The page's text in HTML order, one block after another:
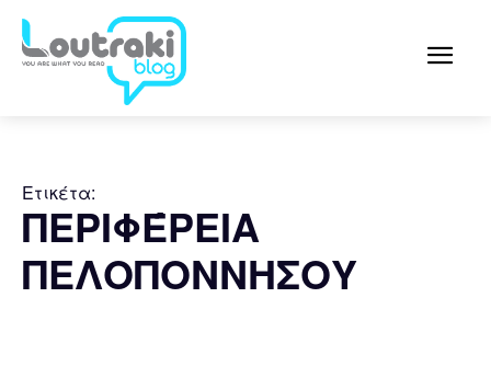
Ετικέτα:
ΠΕΡΙΦΈΡΕΙΑ
ΠΕΛΟΠΟΝΝΗΣΟΥ